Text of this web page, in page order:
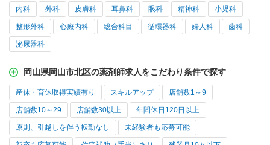
内科 外科 皮膚科 耳鼻科 眼科 精神科 小児科
整形外科 心療内科 総合科目 循環器科 婦人科 歯科
泌尿器科
岡山県岡山市北区の薬剤師求人をこだわり条件で探す
産休・育休取得実績有り スキルアップ 店舗数1～9
店舗数10～29 店舗数30以上 年間休日120日以上
原則、引越しを伴う転勤なし 未経験者も応募可能